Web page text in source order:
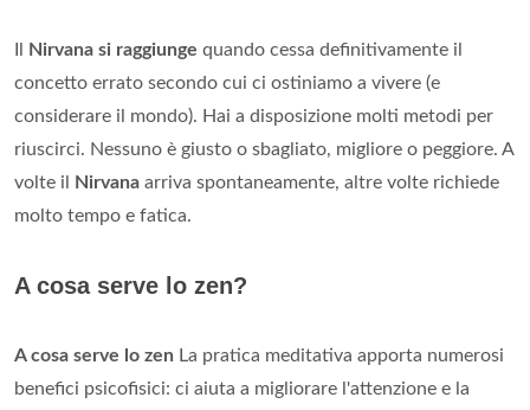
Nirvana si raggiunge quando cessa definitivamente il
concetto errato secondo cui ci ostiniamo a vivere (e
considerare il mondo). Hai a disposizione molti metodi per
riuscirci. Nessuno è giusto o sbagliato, migliore o peggiore. A
volte il
Nirvana arriva spontaneamente, altre volte richiede
molto tempo e fatica.
A cosa serve lo zen?
A cosa serve lo zen La pratica meditativa apporta numerosi
benefici psicofisici: ci aiuta a migliorare l'attenzione e la